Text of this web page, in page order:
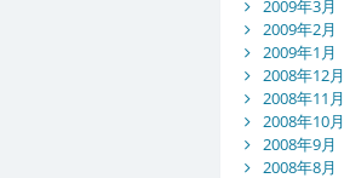
2009年3月
2009年2月
2009年1月
2008年12月
2008年11月
2008年10月
2008年9月
2008年8月